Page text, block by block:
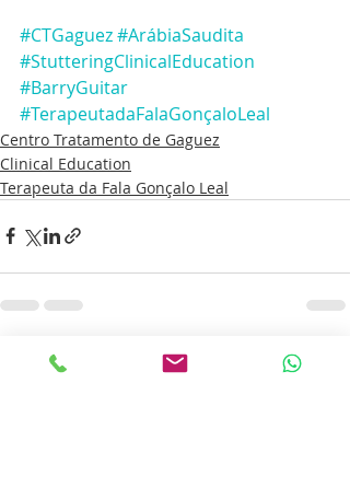
#CTGaguez#ArábiaSaudita
#StutteringClinicalEducation
#BarryGuitar
#TerapeutadaFalaGonçaloLeal
Centro Tratamento de Gaguez
Clinical Education
Terapeuta da Fala Gonçalo Leal
Posts recentes Ver tudo